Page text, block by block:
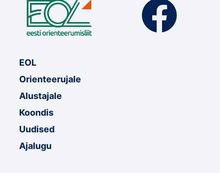
EOL
Orienteerujale
Alustajale
Koondis
Uudised
Ajalugu